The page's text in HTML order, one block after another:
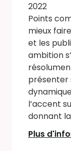
2022
Points
mieux
et les
ambition
présenter
l’accent
donnant
Plus